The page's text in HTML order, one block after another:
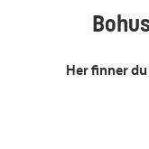
Her finner